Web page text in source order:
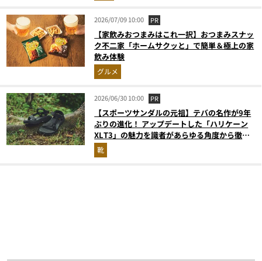
2026/07/09 10:00 PR
【家飲みおつまみはこれ一択】おつまみスナッ
ク不二家「ホームサクッと」で簡単＆極上の家
飲み体験
グルメ
2026/06/30 10:00 PR
【スポーツサンダルの元祖】テバの名作が9年
ぶりの進化！ アップデートした「ハリケーン
XLT3」の魅力を識者があらゆる角度から徹底
解説！
靴